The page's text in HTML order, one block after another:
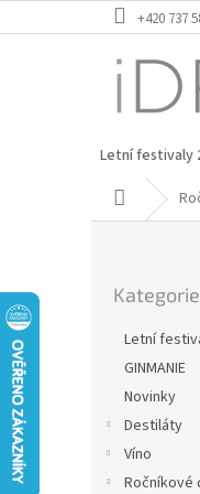
na
+420 737
Letní festivaly
Domů
kategorie
Kategorie
Letní
GINMANIE
Novinky
Destiláty
Víno
Ročníkové